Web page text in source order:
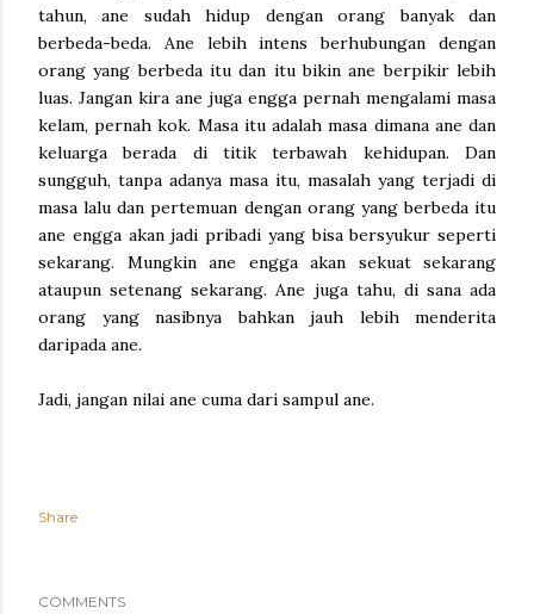
tahun, ane sudah hidup dengan orang banyak dan
berbeda-beda. Ane lebih intens berhubungan dengan
orang yang berbeda itu dan itu bikin ane berpikir lebih
luas. Jangan kira ane juga engga pernah mengalami masa
kelam, pernah kok. Masa itu adalah masa dimana ane dan
keluarga berada di titik terbawah kehidupan. Dan
sungguh, tanpa adanya masa itu, masalah yang terjadi di
masa lalu dan pertemuan dengan orang yang berbeda itu
ane engga akan jadi pribadi yang bisa bersyukur seperti
sekarang. Mungkin ane engga akan sekuat sekarang
ataupun setenang sekarang. Ane juga tahu, di sana ada
orang yang nasibnya bahkan jauh lebih menderita
daripada ane.
Jadi, jangan nilai ane cuma dari sampul ane.
Share
COMMENTS